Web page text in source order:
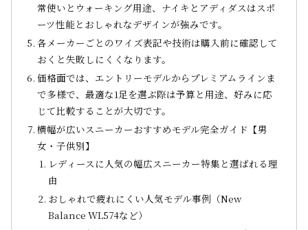
常使いとウォーキング用途、ナイキとアディダスはスポ
ーツ性能とおしゃれなデザインが強みです。
各メーカーごとのワイズ表記や技術は購入前に確認して
おくと失敗しにくくなります。
価格面では、エントリーモデルからプレミアムラインま
で多様で、最適な1足を選ぶ際は予算と用途、好みに応
じて比較することが大切です。
横幅が広いスニーカーおすすめモデル完全ガイド【男
女・子供別】
レディースに人気の幅広スニーカー特集と選ばれる理
由
おしゃれで疲れにくい人気モデル事例（New
Balance WL574など）